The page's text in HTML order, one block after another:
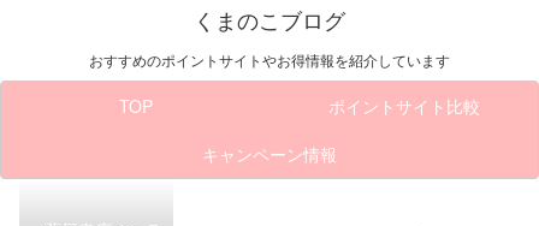
くまのこブログ
おすすめのポイントサイトやお得情報を紹介しています
TOP
ポイントサイト比較
キャンペーン情報